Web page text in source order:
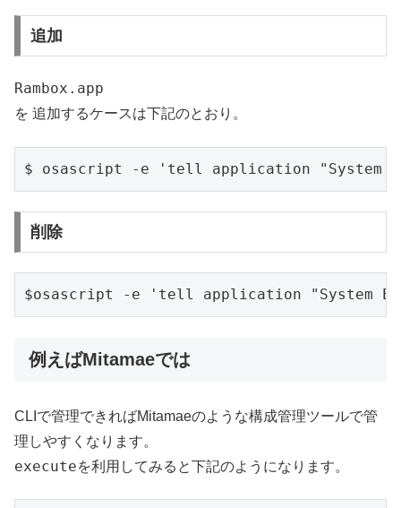
追加
Rambox.app
を 追加するケースは下記のとおり。
削除
例えばMitamaeでは
CLIで管理できればMitamaeのような構成管理ツールで管
理しやすくなります。
executeを利用してみると下記のようになります。